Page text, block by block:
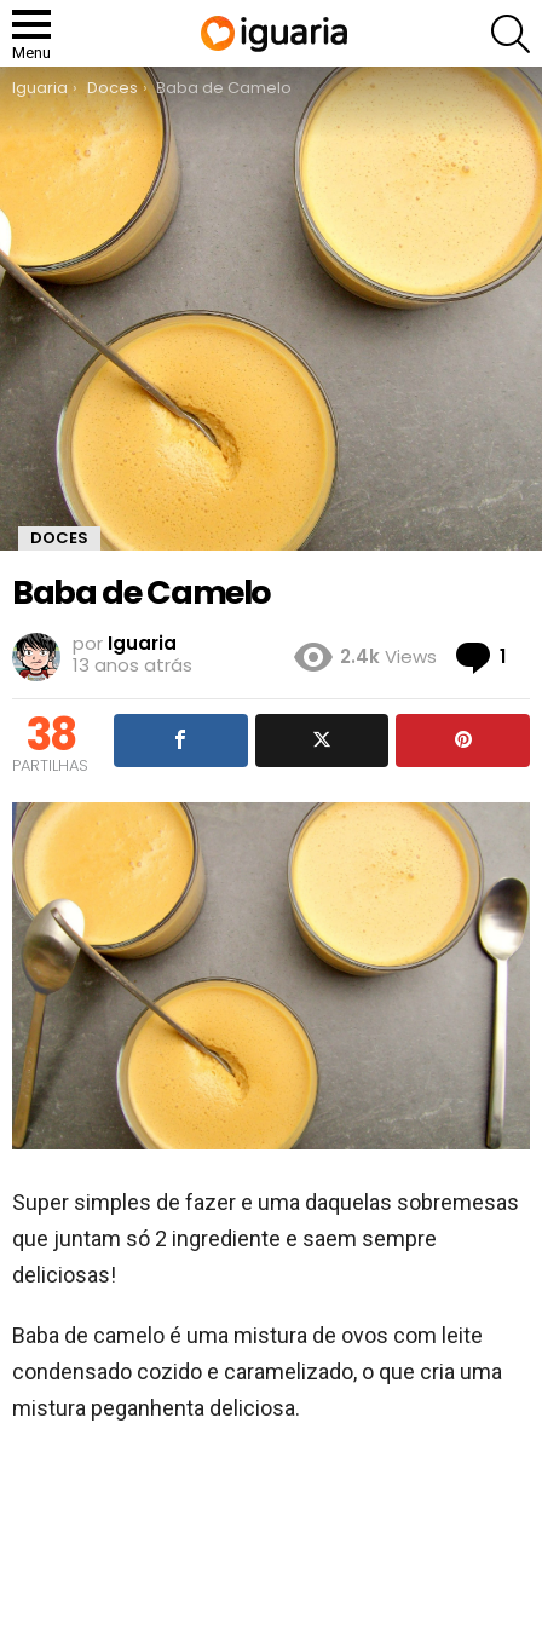
Menu
You are here:
Iguaria Doces Baba de Camelo
DOCES
Baba de Camelo
por Iguaria
13 anos atrás
2.4kViews 1
38
PARTILHAS
Super simples de fazer e uma daquelas sobremesas
que juntam só 2 ingrediente e saem sempre
deliciosas!
Baba de camelo é uma mistura de ovos com leite
condensado cozido e caramelizado, o que cria uma
mistura peganhenta deliciosa.